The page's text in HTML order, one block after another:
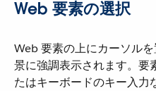
Web 要素の選択
Web 要素の上にカーソル
景に強調表示されます。要
たはキーボードのキー入力